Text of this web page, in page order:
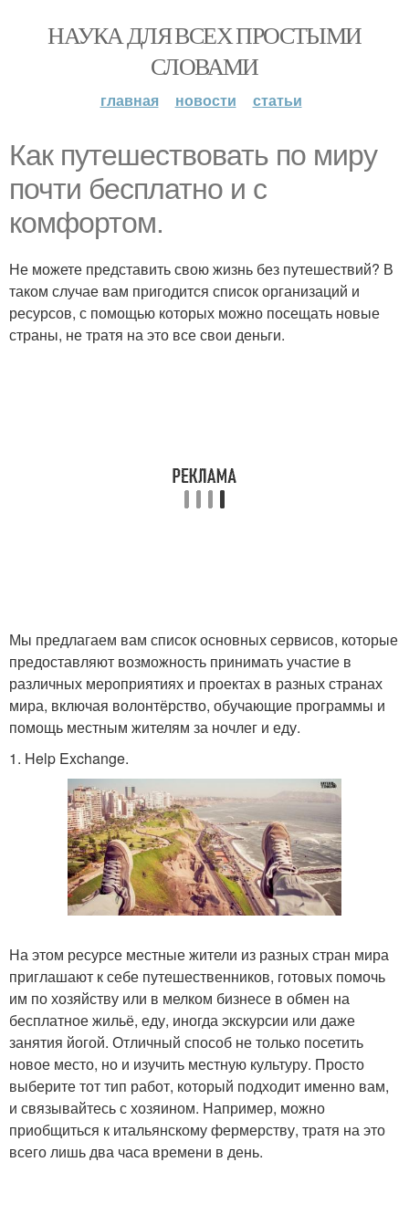
НАУКА ДЛЯ ВСЕХ ПРОСТЫМИ
СЛОВАМИ
главная новости статьи
Как путешествовать по миру
почти бесплатно и с
комфортом.
Не можете представить свою жизнь без путешествий? В
таком случае вам пригодится список организаций и
ресурсов, с помощью которых можно посещать новые
страны, не тратя на это все свои деньги.
Мы предлагаем вам список основных сервисов, которые
предоставляют возможность принимать участие в
различных мероприятиях и проектах в разных странах
мира, включая волонтёрство, обучающие программы и
помощь местным жителям за ночлег и еду.
1. Help Exchange.
На этом ресурсе местные жители из разных стран мира
приглашают к себе путешественников, готовых помочь
им по хозяйству или в мелком бизнесе в обмен на
бесплатное жильё, еду, иногда экскурсии или даже
занятия йогой. Отличный способ не только посетить
новое место, но и изучить местную культуру. Просто
выберите тот тип работ, который подходит именно вам,
и связывайтесь с хозяином. Например, можно
приобщиться к итальянскому фермерству, тратя на это
всего лишь два часа времени в день.